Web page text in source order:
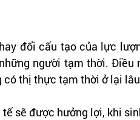
đổi cấu tạo của lực
người tạm thời.
có thị thực tạm thời ở lại
tế sẽ được hưởng lợi, khi